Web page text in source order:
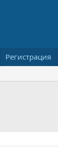
Регистрация